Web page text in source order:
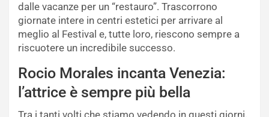
dalle vacanze per un “restauro”. Trascorrono
giornate intere in centri estetici per arrivare al
meglio al Festival e, tutte loro, riescono sempre a
riscuotere un incredibile successo.
Rocio Morales incanta Venezia:
l’attrice è sempre più bella